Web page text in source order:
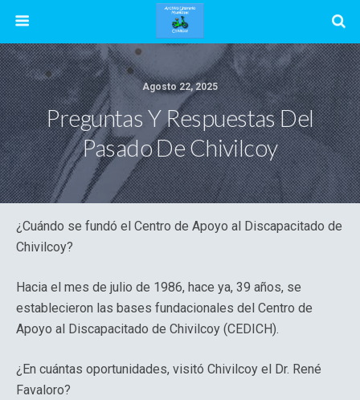
Agosto 22, 2025
Preguntas Y Respuestas Del
Pasado De Chivilcoy
¿Cuándo se fundó el Centro de Apoyo al Discapacitado de
Chivilcoy?
Hacia el mes de julio de 1986, hace ya, 39 años, se
establecieron las bases fundacionales del Centro de
Apoyo al Discapacitado de Chivilcoy (CEDICH).
¿En cuántas oportunidades, visitó Chivilcoy el Dr. René
Favaloro?